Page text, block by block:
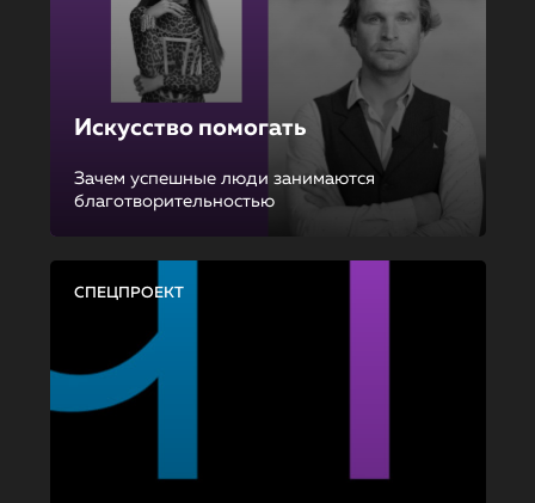
Искусство помогать
Зачем успешные люди занимаются
благотворительностью
СПЕЦПРОЕКТ